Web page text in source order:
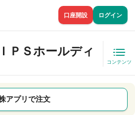
口座開設 ログイン
ＰＳホールディ
コンテンツ
アプリで注文